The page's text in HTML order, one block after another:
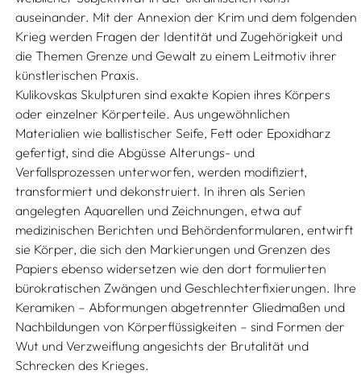
auseinander. Mit der Annexion der Krim und dem folgenden
Krieg werden Fragen der Identität und Zugehörigkeit und
die Themen Grenze und Gewalt zu einem Leitmotiv ihrer
künstlerischen Praxis.
Kulikovskas Skulpturen sind exakte Kopien ihres Körpers
oder einzelner Körperteile. Aus ungewöhnlichen
Materialien wie ballistischer Seife, Fett oder Epoxidharz
gefertigt, sind die Abgüsse Alterungs- und
Verfallsprozessen unterworfen, werden modifiziert,
transformiert und dekonstruiert. In ihren als Serien
angelegten Aquarellen und Zeichnungen, etwa auf
medizinischen Berichten und Behördenformularen, entwirft
sie Körper, die sich den Markierungen und Grenzen des
Papiers ebenso widersetzen wie den dort formulierten
bürokratischen Zwängen und Geschlechterfixierungen. Ihre
Keramiken – Abformungen abgetrennter Gliedmaßen und
Nachbildungen von Körperflüssigkeiten – sind Formen der
Wut und Verzweiflung angesichts der Brutalität und
Schrecken des Krieges.